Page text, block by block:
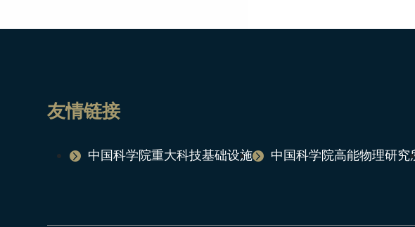
友情链接
中国科学院重大科技基础设施 中国科学院高能物理研究